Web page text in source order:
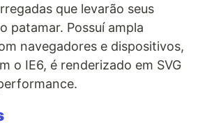
que levarão seus
patamar. Possuí ampla
navegadores e dispositivos,
o IE6, é renderizado em SVG